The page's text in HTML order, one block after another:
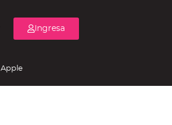
Ingresa
Apple